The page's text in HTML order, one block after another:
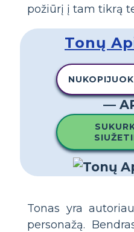
požiūrį į tam tikrą
Tonų
—
Tonas yra
personažą.